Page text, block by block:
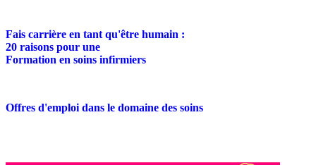
Fais carrière en tant qu'être humain :
20 raisons pour une
Formation en soins infirmiers
Offres d'emploi dans le domaine des soins